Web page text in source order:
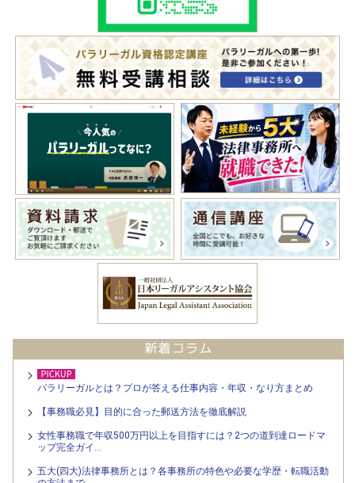
パラリーガルとは？プロが答える仕事内容・年収・なり方まとめ
【事務職必見】目的に合った郵送方法を徹底解説
女性事務職で年収500万円以上を目指すには？2つの道到達ロードマ
ップ完全ガイ…
五大(四大)法律事務所とは？各事務所の特色や必要な学歴・転職活動